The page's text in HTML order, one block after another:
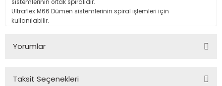
sistemlerinin ortak spiralidir.
Ultraflex M66 Dümen sistemlerinin spiral işlemleri için
kullanılabilir.
Yorumlar
Taksit Seçenekleri